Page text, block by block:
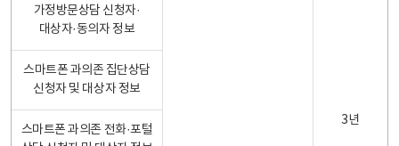
3년
가정방문상담 신청자·
대상자·동의자 정보
스마트폰 과의존 집단상담
신청자 및 대상자 정보
스마트폰 과의존 전화·포털